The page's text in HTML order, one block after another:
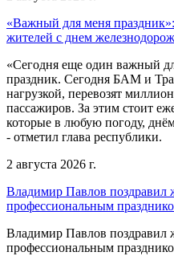
«Важный для меня
жителей с днем
«Сегодня еще один важный
праздник. Сегодня БАМ и
нагрузкой, перевозят
пассажиров. За этим стоит
которые в любую погоду,
- отметил глава республики.
2 августа 2026 г.
Владимир Павлов поздравил
профессиональным
Владимир Павлов поздравил
профессиональным